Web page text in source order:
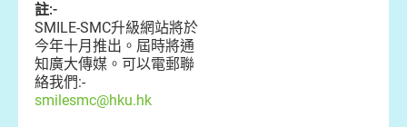
註:-
SMILE-SMC升級網站將於
今年十月推出。屆時將通
知廣大傳媒。可以電郵聯
絡我們:-
smilesmc@hku.hk